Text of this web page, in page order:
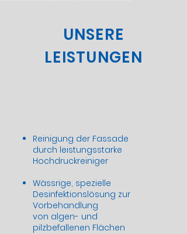
UNSERE
LEISTUNGEN
Reinigung der Fassade
durch leistungsstarke
Hochdruckreiniger
Wässrige, spezielle
Desinfektionslösung zur
Vorbehandlung
von algen- und
pilzbefallenen Flächen